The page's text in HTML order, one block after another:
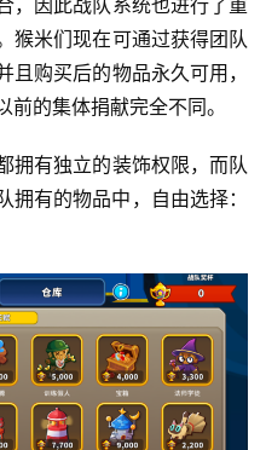
，因此战队系统也进行了重
猴米们现在可通过获得团队
购买后的物品永久可用，
的集体捐献完全不同。
拥有独立的装饰权限，而队
有的物品中，自由选择：